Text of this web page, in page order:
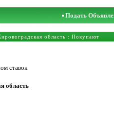
Подать
область : Покупают
ставок
область